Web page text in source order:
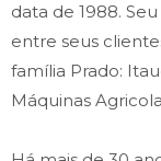
data de 1988.
entre seus
família Prado:
Máquinas